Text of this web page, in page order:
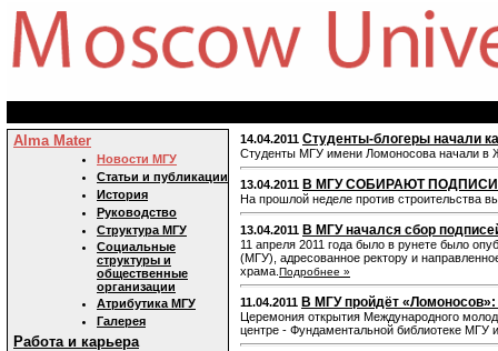
Alma Mater
Новости МГУ
Статьи и публикации
История
Руководство
Структура МГУ
Социальные
структуры и
общественные
организации
Атрибутика МГУ
Галерея
Работа и карьера
14.04.2011 Студенты-блогеры начали
Студенты МГУ имени Ломоносова начали в
13.04.2011 В МГУ СОБИРАЮТ
На прошлой неделе против строительства
13.04.2011 В МГУ начался сбор
11 апреля 2011 года было в рунете было
(МГУ), адресованное ректору и
храма. Подробнее »
11.04.2011 В МГУ пройдёт
Церемония открытия Международного
центре - Фундаментальной библиотеке